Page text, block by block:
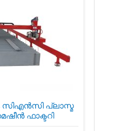
സി‌എൻ‌സി പ്ലാസ്മ
ഫാക്ടറി